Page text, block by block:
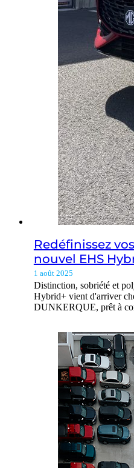
Redéfinissez
nouvel EHS
1 août 2025
Distinction, sobriété et
Hybrid+ vient d'arriver
DUNKERQUE, prêt à